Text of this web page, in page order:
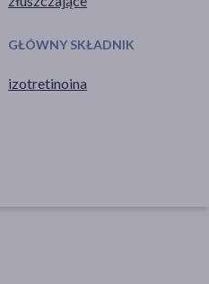
GŁÓWNY SKŁADNIK
izotretinoina